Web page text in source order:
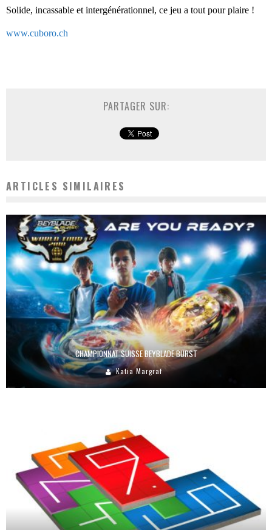
Solide, incassable et intergénérationnel, ce jeu a tout pour plaire !
www.cuboro.ch
PARTAGER SUR:
ARTICLES SIMILAIRES
CHAMPIONNAT SUISSE BEYBLADE BURST
Katia Margraf